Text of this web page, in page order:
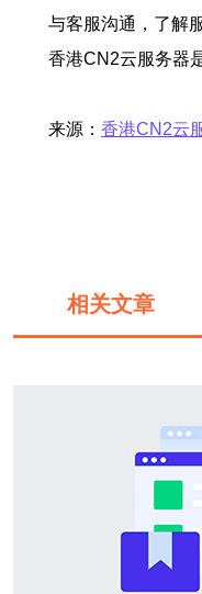
与客服沟通，了解
香港CN2云服务器
来源： 香港CN2云
相关文章